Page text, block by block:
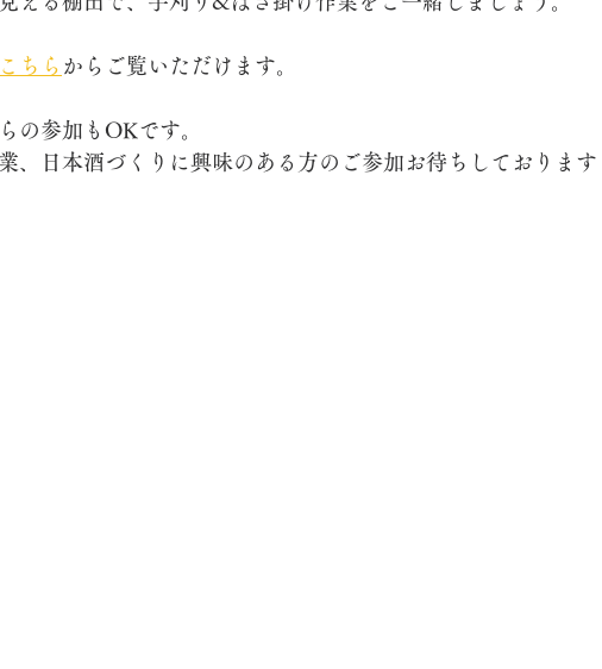
こちら からご覧いただけます。
の参加もOKです。
、日本酒づくりに興味のある方のご参加お待ちしております